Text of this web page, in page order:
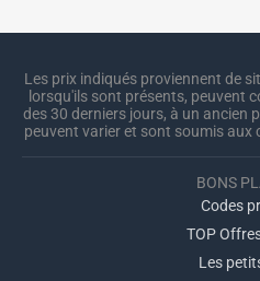
Les prix indiqués proviennent de
lorsqu'ils sont présents, peuvent
des 30 derniers jours, à un ancien
peuvent varier et sont soumis aux
BONS
Codes
TOP
Les